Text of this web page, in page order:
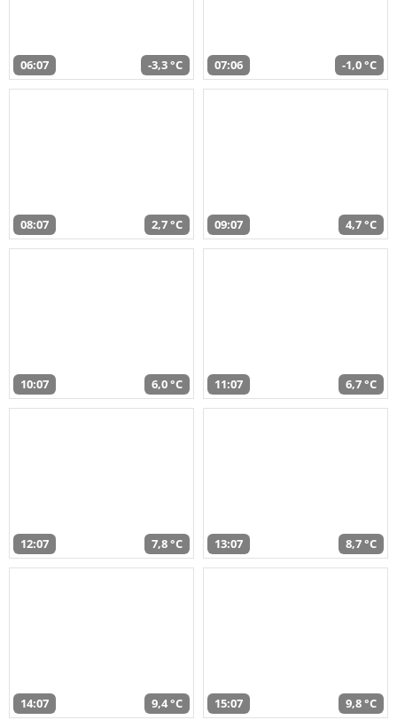
06:07 -3,3 °C 07:06 -1,0 °C
08:07 2,7 °C 09:07 4,7 °C
10:07 6,0 °C 11:07 6,7 °C
12:07 7,8 °C 13:07 8,7 °C
14:07 9,4 °C 15:07 9,8 °C